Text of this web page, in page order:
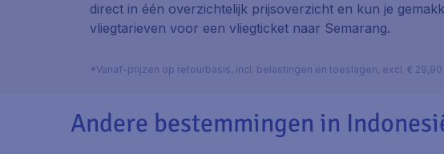
direct in één overzichtelijk prijsoverzicht en kun je
vliegtarieven voor een vliegticket naar Semarang.
*Vanaf-prijzen op retourbasis, incl. belastingen en toeslagen, excl. €
Andere bestemmingen in